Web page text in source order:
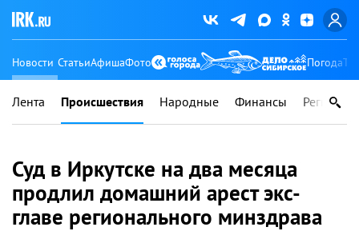
Новости СтатьиАфишаФото Погода
Лента Происшествия Народные Финансы Регионы
Суд в Иркутске на два месяца
продлил домашний арест экс-
главе регионального минздрава